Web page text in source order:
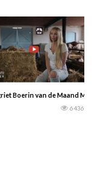
aan het zodebemesten
Boerin van de Maand Maart is
6436